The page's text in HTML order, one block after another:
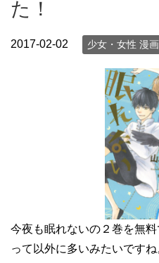
た！
2017-02-02 少女・女性 漫画
今夜も眠れないの２巻を無
って以外に多いみたいですね